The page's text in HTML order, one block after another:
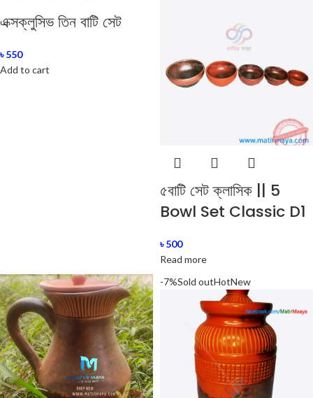
এক্সক্লুসিভ তিন বাটি সেট
৳550
Add to cart
৫বাটি সেট ক্লাসিক || 5
Bowl Set Classic D1
৳500
Read more
-7%Sold outHotNew